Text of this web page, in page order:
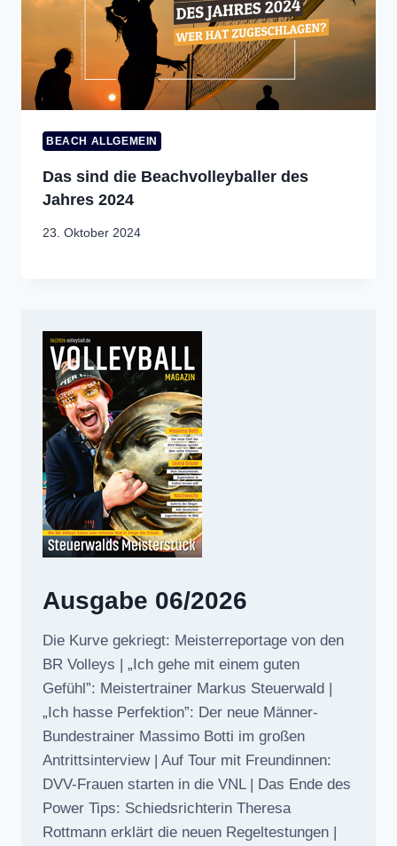
BEACH ALLGEMEIN
Das sind die Beachvolleyballer des
Jahres 2024
23. Oktober 2024
Ausgabe 06/2026
Die Kurve gekriegt: Meisterreportage von den
BR Volleys | „Ich gehe mit einem guten
Gefühl”: Meistertrainer Markus Steuerwald |
„Ich hasse Perfektion”: Der neue Männer-
Bundestrainer Massimo Botti im großen
Antrittsinterview | Auf Tour mit Freundinnen:
DVV-Frauen starten in die VNL | Das Ende des
Power Tips: Schiedsrichterin Theresa
Rottmann erklärt die neuen Regeltestungen |